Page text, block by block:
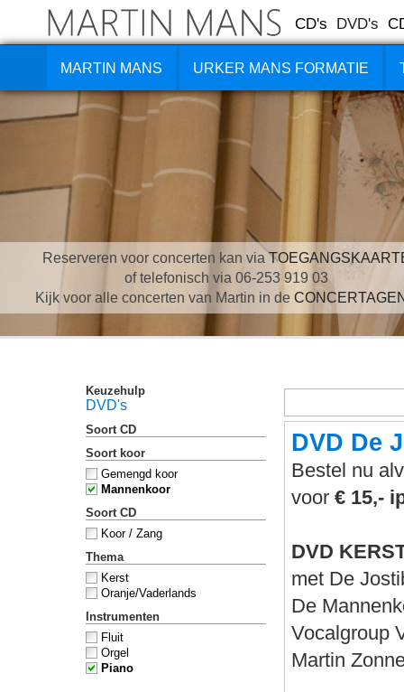
CD's DVD's
MARTIN MANS URKER MANS FORMATIE
Reserveren voor concerten kan via
of telefonisch via 06-253 919 03
Kijk voor alle concerten van Martin in de
Keuzehulp
DVD's
Soort CD
Soort koor
Gemengd koor
Mannenkoor
Soort CD
Koor / Zang
Thema
Kerst
Oranje/Vaderlands
Instrumenten
Fluit
Orgel
Piano
DVD De
Bestel nu
voor € 15,-
DVD
met De
De
Vocalgroup
Martin